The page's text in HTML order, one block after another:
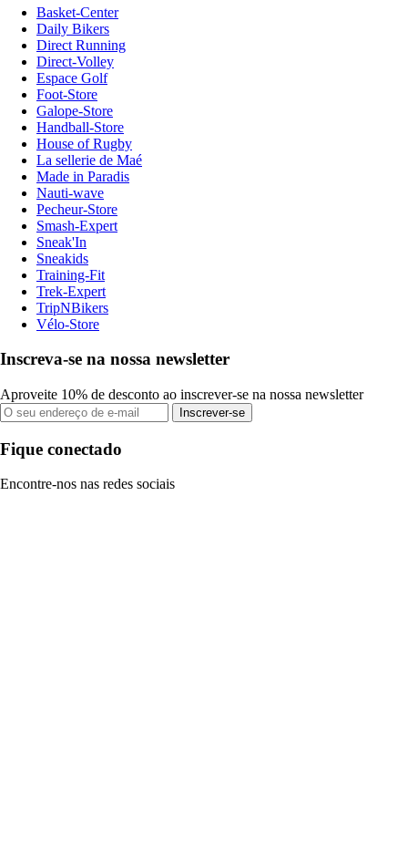
Basket-Center
Daily Bikers
Direct Running
Direct-Volley
Espace Golf
Foot-Store
Galope-Store
Handball-Store
House of Rugby
La sellerie de Maé
Made in Paradis
Nauti-wave
Pecheur-Store
Smash-Expert
Sneak'In
Sneakids
Training-Fit
Trek-Expert
TripNBikers
Vélo-Store
Inscreva-se na nossa newsletter
Aproveite 10% de desconto ao inscrever-se na nossa newsletter
Inscrever-se
Fique conectado
Encontre-nos nas redes sociais